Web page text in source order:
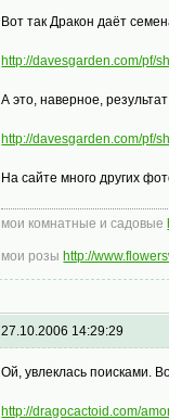
Вот так Дракон даёт
http://davesgarden.com/pf/
А это, наверное,
http://davesgarden.com/pf/
На сайте много других
мои комнатные и садовые
мои розы http://
27.10.2006 14:29:29
Ой, увлеклась поисками.
http://dragocactoid.com/